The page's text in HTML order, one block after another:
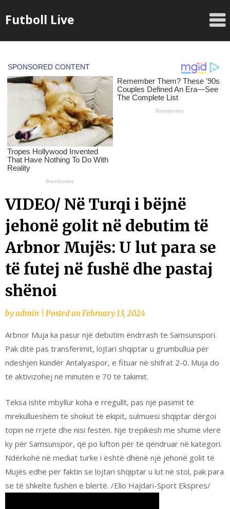
toFutboll Live
VIDEO/ Në Turqi i bëjnë
jehonë golit në debutim të
Arbnor Mujës: U lut para se
të futej në fushë dhe pastaj
shënoi
byadmin Posted onFebruary 13, 2024
Arbnor Muja ka pasur një debutim ëndrrash te Samsunspori.
Pak ditë pas transferimit, lojtari shqiptar u grumbullua për
ndeshjen kundër Antalyaspor, e fituar në shifrat 2-0. Muja do
të aktivizohej në minutën e 70 të takimit.
Teksa ishte mbyllur koha e rregullt, pas një pasimit të
mrekullueshëm të shokut të ekipit, sulmuesi shqiptar dërgoi
topin në rrjetë dhe nisi festën. Një trepikësh me shumë vlerë
ky për Samsunspor, që po lufton për të qëndruar në kategori.
Ndërkohë në mediat turke i është dhënë një jehonë golit të
Mujës edhe për faktin se lojtari shqiptar u lut në stol, pak para
se të shkelte fushën e blertë. /Elio Hajdari-Sport Ekspres/